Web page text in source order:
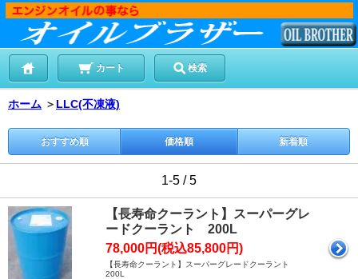
カート 検索
ホーム ＞ LLC(不凍液)
おすすめ順 価格順 新着順
1-5 / 5
【長寿命クーラント】スーパーグレ
ードクーラント 200L
78,000円(税込85,800円)
【長寿命クーラント】スーパーグレードクーラント
200L